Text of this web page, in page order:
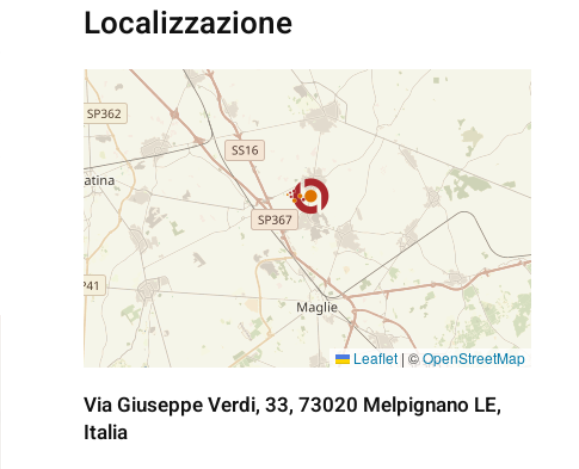
Localizzazione
Leaflet | ©OpenStreetMap
Via Giuseppe Verdi, 33, 73020 Melpignano LE,
Italia